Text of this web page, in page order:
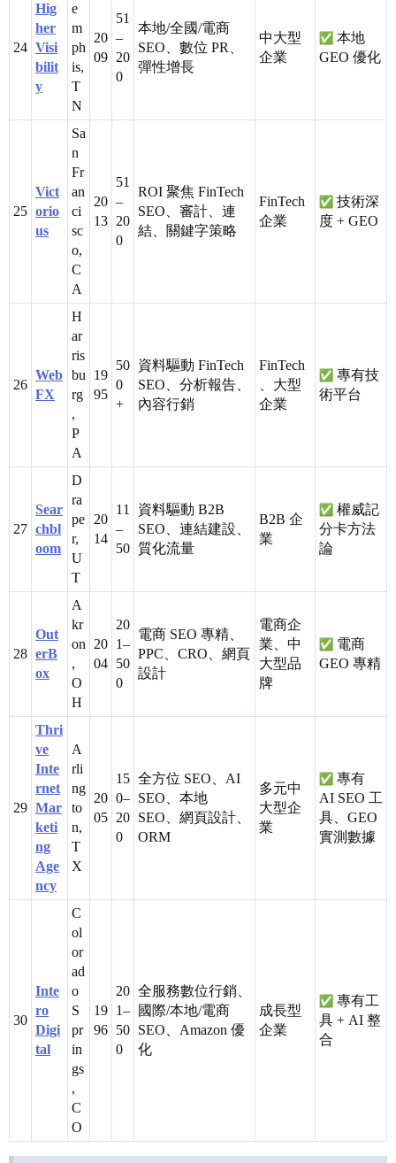
24
Hig
her
Visi
bilit
y
e
m
ph
is,
T
N
20
09
51
–
20
0
本地/全國/電商
SEO、數位 PR、
彈性增長
中大型
企業
本地
GEO 優化
25
Vict
orio
us
Sa
n
Fr
an
ci
sc
o,
C
A
20
13
51
–
20
0
ROI 聚焦 FinTech
SEO、審計、連
結、關鍵字策略
FinTech
企業
技術深
度 + GEO
26
Web
FX
H
ar
ris
bu
rg
,
P
A
19
95
50
0
+
資料驅動 FinTech
SEO、分析報告、
內容行銷
FinTech
、大型
企業
專有技
術平台
27
Sear
chbl
oom
D
ra
pe
r,
U
T
20
14
11
–
50
資料驅動 B2B
SEO、連結建設、
質化流量
B2B 企
業
權威記
分卡方法
論
28
Out
erB
ox
A
kr
on
,
O
H
20
04
20
1–
50
0
電商 SEO 專精、
PPC、CRO、網頁
設計
電商企
業、中
大型品
牌
電商
GEO 專精
29
Thri
ve
Inte
rnet
Mar
keti
ng
Age
ncy
A
rli
ng
to
n,
T
X
20
05
15
0–
20
0
全方位 SEO、AI
SEO、本地
SEO、網頁設計、
ORM
多元中
大型企
業
專有
AI SEO 工
具、GEO
實測數據
30
Inte
ro
Digi
tal
C
ol
or
ad
o
S
pr
in
gs
,
C
O
19
96
20
1–
50
0
全服務數位行銷、
國際/本地/電商
SEO、Amazon 優
化
成長型
企業
專有工
具 + AI 整
合